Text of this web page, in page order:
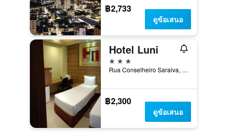
฿2,733
ดูข้อเสนอ
Hotel Luni
3 ดาว
Rua Conselheiro Saraiva, 303, เซาเปาโล, บราซิล
฿2,300
ดูข้อเสนอ